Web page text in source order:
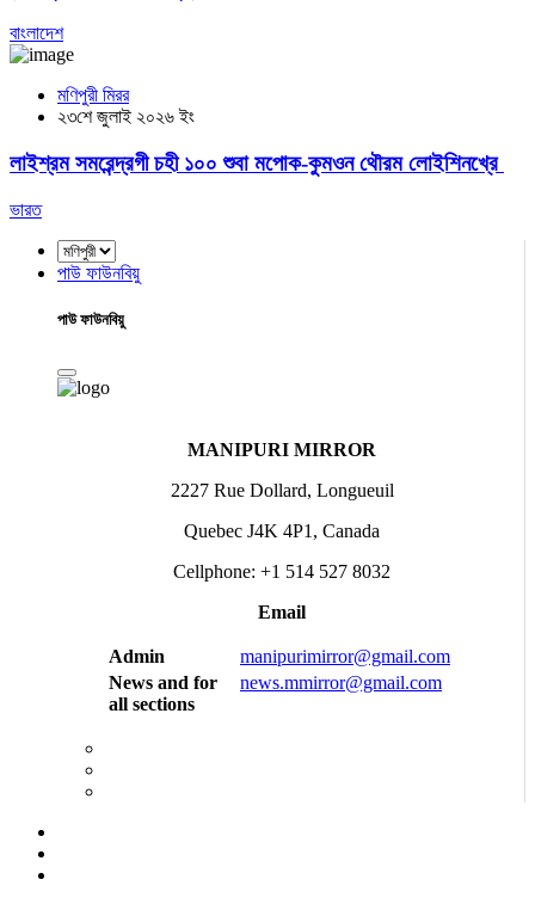
বাংলাদেশ
মণিপুরী মিরর
২৩শে জুলাই ২০২৬ ইং
লাইশ্রম সমরেন্দ্রগী চহী ১০০ শুবা মপোক-কুমওন থৌরম লোইশিনখ্রে
ভারত
পাউ ফাউনবিয়ু
পাউ ফাউনবিয়ু
MANIPURI MIRROR
2227 Rue Dollard, Longueuil
Quebec J4K 4P1, Canada
Cellphone: +1 514 527 8032
Email
Admin
manipurimirror@gmail.com
News and for
all sections
news.mmirror@gmail.com